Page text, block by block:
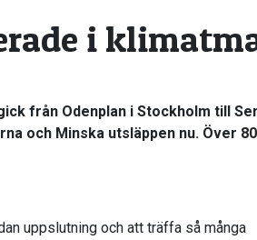
i
från Odenplan i Stockholm till
och Minska utsläppen nu. Över 80
uppslutning och att träffa så många